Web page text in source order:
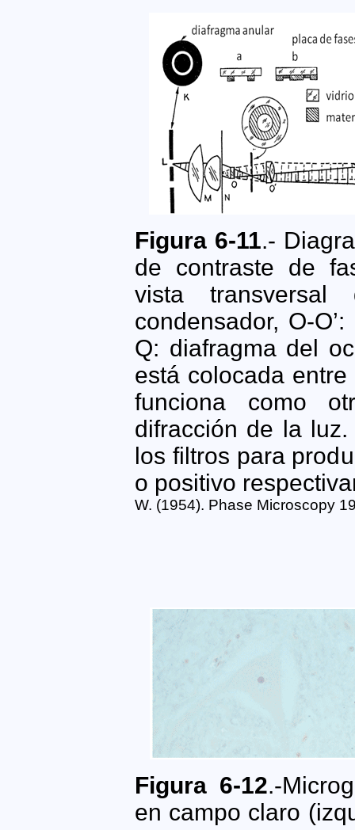
Figura 6-11.-
de contraste de
vista
condensador, O-
Q: diafragma del
está colocada
funciona como
difracción de la
los filtros para
o positivo
W. (1954). Phase Microscopy
Figura 6-12.-
en campo claro